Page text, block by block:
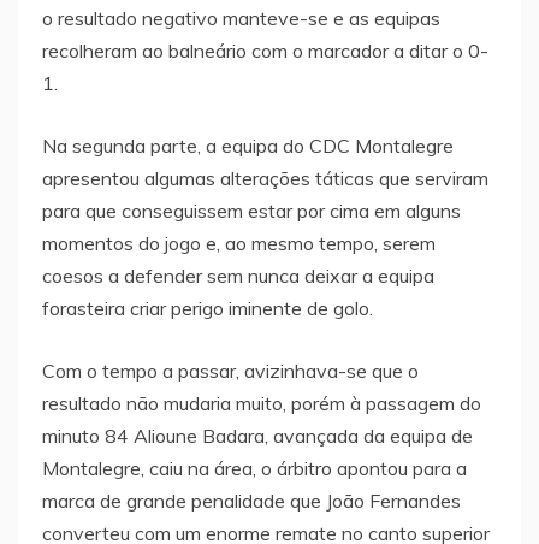
o resultado negativo manteve-se e as equipas
recolheram ao balneário com o marcador a ditar o 0-
1.
Na segunda parte, a equipa do CDC Montalegre
apresentou algumas alterações táticas que serviram
para que conseguissem estar por cima em alguns
momentos do jogo e, ao mesmo tempo, serem
coesos a defender sem nunca deixar a equipa
forasteira criar perigo iminente de golo.
Com o tempo a passar, avizinhava-se que o
resultado não mudaria muito, porém à passagem do
minuto 84 Alioune Badara, avançada da equipa de
Montalegre, caiu na área, o árbitro apontou para a
marca de grande penalidade que João Fernandes
converteu com um enorme remate no canto superior